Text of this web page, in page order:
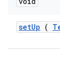
setUp (